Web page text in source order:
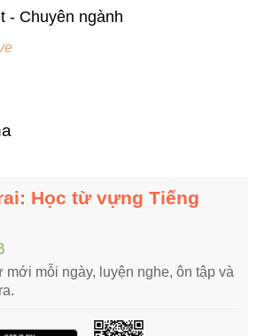
- Chuyên ngành
Học từ vựng Tiếng
mới mỗi ngày, luyện nghe, ôn tập và